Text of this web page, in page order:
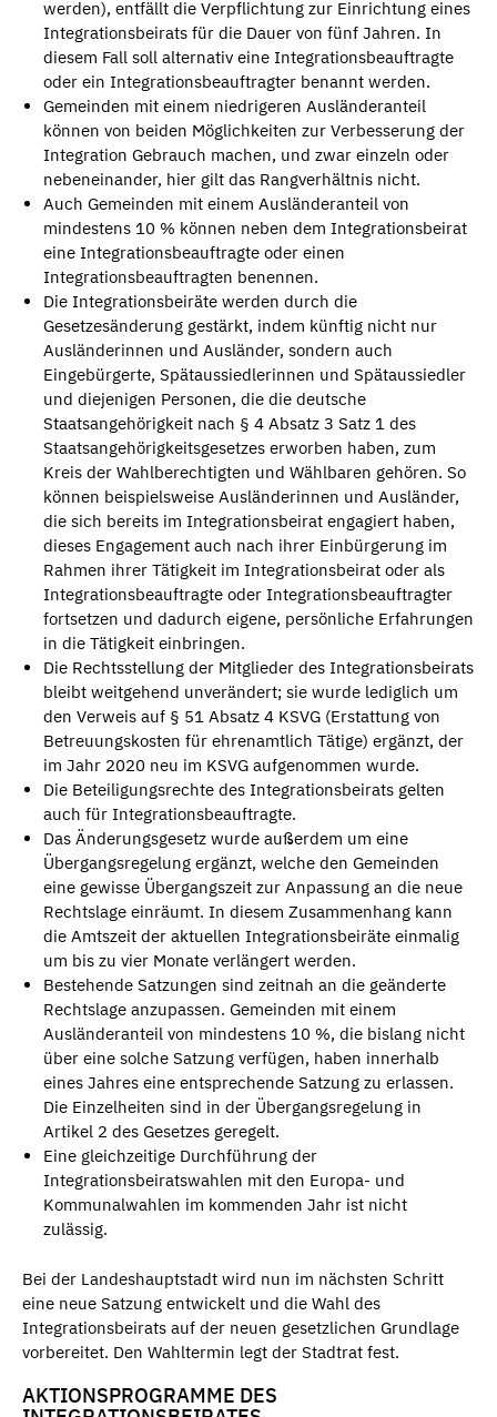
werden), entfällt die Verpflichtung zur Einrichtung eines
Integrationsbeirats für die Dauer von fünf Jahren. In
diesem Fall soll alternativ eine Integrationsbeauftragte
oder ein Integrationsbeauftragter benannt werden.
Gemeinden mit einem niedrigeren Ausländeranteil
können von beiden Möglichkeiten zur Verbesserung der
Integration Gebrauch machen, und zwar einzeln oder
nebeneinander, hier gilt das Rangverhältnis nicht.
Auch Gemeinden mit einem Ausländeranteil von
mindestens 10 % können neben dem Integrationsbeirat
eine Integrationsbeauftragte oder einen
Integrationsbeauftragten benennen.
Die Integrationsbeiräte werden durch die
Gesetzesänderung gestärkt, indem künftig nicht nur
Ausländerinnen und Ausländer, sondern auch
Eingebürgerte, Spätaussiedlerinnen und Spätaussiedler
und diejenigen Personen, die die deutsche
Staatsangehörigkeit nach § 4 Absatz 3 Satz 1 des
Staatsangehörigkeitsgesetzes erworben haben, zum
Kreis der Wahlberechtigten und Wählbaren gehören. So
können beispielsweise Ausländerinnen und Ausländer,
die sich bereits im Integrationsbeirat engagiert haben,
dieses Engagement auch nach ihrer Einbürgerung im
Rahmen ihrer Tätigkeit im Integrationsbeirat oder als
Integrationsbeauftragte oder Integrationsbeauftragter
fortsetzen und dadurch eigene, persönliche Erfahrungen
in die Tätigkeit einbringen.
Die Rechtsstellung der Mitglieder des Integrationsbeirats
bleibt weitgehend unverändert; sie wurde lediglich um
den Verweis auf § 51 Absatz 4 KSVG (Erstattung von
Betreuungskosten für ehrenamtlich Tätige) ergänzt, der
im Jahr 2020 neu im KSVG aufgenommen wurde.
Die Beteiligungsrechte des Integrationsbeirats gelten
auch für Integrationsbeauftragte.
Das Änderungsgesetz wurde außerdem um eine
Übergangsregelung ergänzt, welche den Gemeinden
eine gewisse Übergangszeit zur Anpassung an die neue
Rechtslage einräumt. In diesem Zusammenhang kann
die Amtszeit der aktuellen Integrationsbeiräte einmalig
um bis zu vier Monate verlängert werden.
Bestehende Satzungen sind zeitnah an die geänderte
Rechtslage anzupassen. Gemeinden mit einem
Ausländeranteil von mindestens 10 %, die bislang nicht
über eine solche Satzung verfügen, haben innerhalb
eines Jahres eine entsprechende Satzung zu erlassen.
Die Einzelheiten sind in der Übergangsregelung in
Artikel 2 des Gesetzes geregelt.
Eine gleichzeitige Durchführung der
Integrationsbeiratswahlen mit den Europa- und
Kommunalwahlen im kommenden Jahr ist nicht
zulässig.
Bei der Landeshauptstadt wird nun im nächsten Schritt
eine neue Satzung entwickelt und die Wahl des
Integrationsbeirats auf der neuen gesetzlichen Grundlage
vorbereitet. Den Wahltermin legt der Stadtrat fest.
AKTIONSPROGRAMME DES